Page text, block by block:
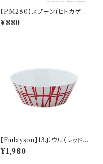
【PM280】スプーン(ヒトカゲ)
【Daily Sketch】PM282-850
¥880
【Finlayson】13ボウル（レッド）
【コロナ】
¥1,980